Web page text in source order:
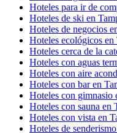
Hoteles para ir de
Hoteles de ski en
Hoteles de negocios
Hoteles ecológicos en
Hoteles cerca de la
Hoteles con aguas
Hoteles con aire
Hoteles con bar en
Hoteles con gimnasio
Hoteles con sauna en
Hoteles con vista en
Hoteles de